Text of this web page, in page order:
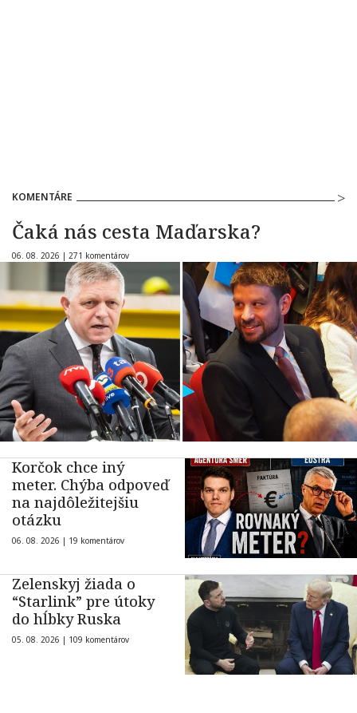
KOMENTÁRE
Čaká nás cesta Maďarska?
06. 08. 2026 | 271 komentárov
Korčok chce iný
meter. Chýba odpoveď
na najdôležitejšiu
otázku
06. 08. 2026 | 19 komentárov
Zelenskyj žiada o
“Starlink” pre útoky
do hĺbky Ruska
05. 08. 2026 | 109 komentárov